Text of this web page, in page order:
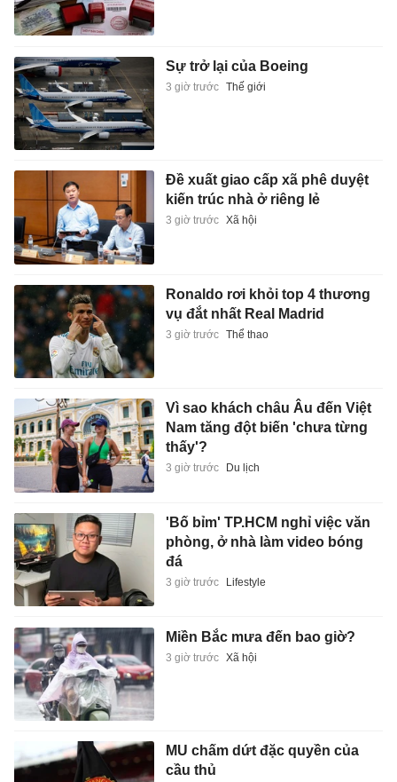
Sự trở lại của Boeing
3 giờ trước Thế giới
Đề xuất giao cấp xã phê duyệt
kiến trúc nhà ở riêng lẻ
3 giờ trước Xã hội
Ronaldo rơi khỏi top 4 thương
vụ đắt nhất Real Madrid
3 giờ trước Thể thao
Vì sao khách châu Âu đến Việt
Nam tăng đột biến 'chưa từng
thấy'?
3 giờ trước Du lịch
'Bố bỉm' TP.HCM nghỉ việc văn
phòng, ở nhà làm video bóng
đá
3 giờ trước Lifestyle
Miền Bắc mưa đến bao giờ?
3 giờ trước Xã hội
MU chấm dứt đặc quyền của
cầu thủ